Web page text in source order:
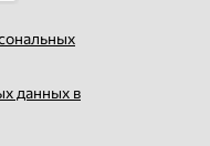
данных в